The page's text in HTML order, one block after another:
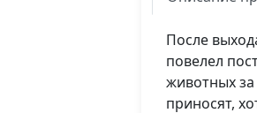
После
повелел
животных
приносят,